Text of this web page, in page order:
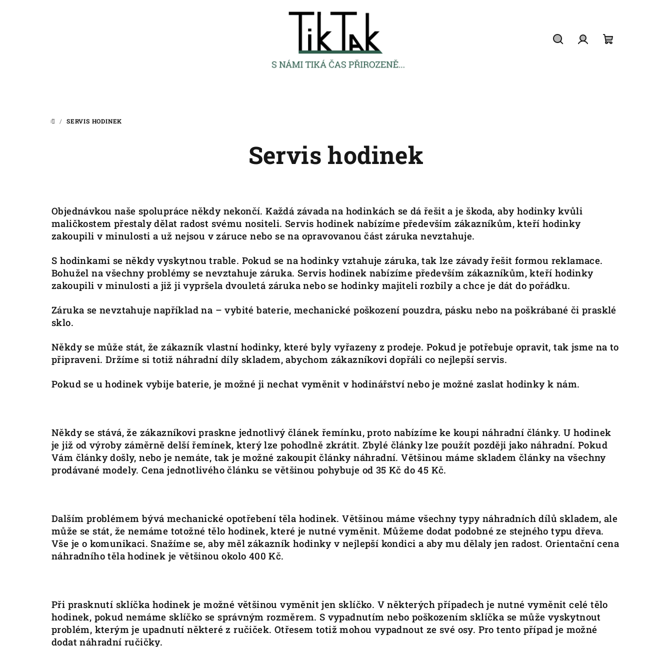
DOMŮ
/ SERVIS HODINEK
Servis hodinek
Objednávkou naše spolupráce někdy nekončí. Každá závada na hodinkách se dá řešit a je škoda, aby hodinky kvůli
maličkostem přestaly dělat radost svému nositeli. Servis hodinek nabízíme především zákazníkům, kteří hodinky
zakoupili v minulosti a už nejsou v záruce nebo se na opravovanou část záruka nevztahuje.
S hodinkami se někdy vyskytnou trable. Pokud se na hodinky vztahuje záruka, tak lze závady řešit formou reklamace.
Bohužel na všechny problémy se nevztahuje záruka. Servis hodinek nabízíme především zákazníkům, kteří hodinky
zakoupili v minulosti a již ji vypršela dvouletá záruka nebo se hodinky majiteli rozbily a chce je dát do pořádku.
Záruka se nevztahuje například na – vybité baterie, mechanické poškození pouzdra, pásku nebo na poškrábané či prasklé
sklo.
Někdy se může stát, že zákazník vlastní hodinky, které byly vyřazeny z prodeje. Pokud je potřebuje opravit, tak jsme na to
připraveni. Držíme si totiž náhradní díly skladem, abychom zákazníkovi dopřáli co nejlepší servis.
Pokud se u hodinek vybije baterie, je možné ji nechat vyměnit v hodinářství nebo je možné zaslat hodinky k nám.
Někdy se stává, že zákazníkovi praskne jednotlivý článek řemínku, proto nabízíme ke koupi náhradní články. U hodinek
je již od výroby záměrně delší řemínek, který lze pohodlně zkrátit. Zbylé články lze použít později jako náhradní. Pokud
Vám články došly, nebo je nemáte, tak je možné zakoupit články náhradní. Většinou máme skladem články na všechny
prodávané modely. Cena jednotlivého článku se většinou pohybuje od 35 Kč do 45 Kč.
Dalším problémem bývá mechanické opotřebení těla hodinek. Většinou máme všechny typy náhradních dílů skladem, ale
může se stát, že nemáme totožné tělo hodinek, které je nutné vyměnit. Můžeme dodat podobné ze stejného typu dřeva.
Vše je o komunikaci. Snažíme se, aby měl zákazník hodinky v nejlepší kondici a aby mu dělaly jen radost. Orientační cena
náhradního těla hodinek je většinou okolo 400 Kč.
Při prasknutí sklíčka hodinek je možné většinou vyměnit jen sklíčko. V některých případech je nutné vyměnit celé tělo
hodinek, pokud nemáme sklíčko se správným rozměrem. S vypadnutím nebo poškozením sklíčka se může vyskytnout
problém, kterým je upadnutí některé z ručiček. Otřesem totiž mohou vypadnout ze své osy. Pro tento případ je možné
dodat náhradní ručičky.